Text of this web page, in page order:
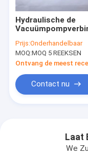
Hydraulische de
Excavator van
SH200 SH160
Prijs:Onderhandelbaar
MOQ:MOQ 5 REEKSEN
Contact nu
Laat
We